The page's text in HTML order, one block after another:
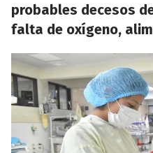
probables decesos
falta de oxígeno,